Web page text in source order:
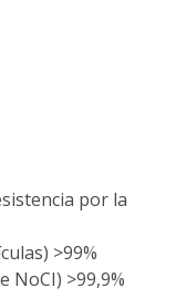
por la
>99%
NoCI) >99,9%